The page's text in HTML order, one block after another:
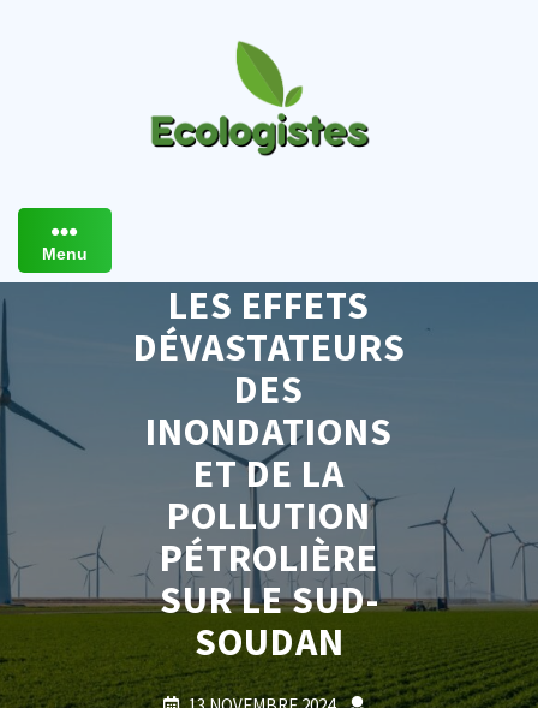
Menu
LES EFFETS
DÉVASTATEURS
DES
INONDATIONS
ET DE LA
POLLUTION
PÉTROLIÈRE
SUR LE SUD-
SOUDAN